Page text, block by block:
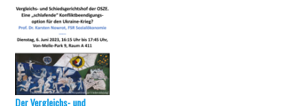
Der Vergleichs- und